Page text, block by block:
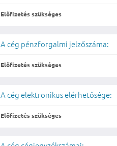
Előfizetés szükséges
A cég pénzforgalmi jelzőszáma:
Előfizetés szükséges
A cég elektronikus elérhetősége:
Előfizetés szükséges